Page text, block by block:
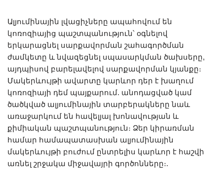
Ալյումինային լվացիչները ապահովում են
կոռոզիայից պաշտպանություն՝ օգնելով
երկարացնել սարքավորման շահագործման
ժամկետը և նվազեցնել սպասարկման ծախսերը,
այդպիսով բարելավելով սարքավորման կյանքը։
Մակերևույթի ավարտը կարևոր դեր է խաղում
կոռոզիայի դեմ պայքարում. անոդացված կամ
ծածկված ալյումինային տարբերակները նաև
առաջարկում են հավելյալ խոնավության և
քիմիական պաշտպանություն։ Ձեր կիրառման
համար համապատասխան ալյումինային
մակերևույթի բուժում ընտրելիս կարևոր է հաշվի
առնել շրջակա միջավայրի գործոնները։.